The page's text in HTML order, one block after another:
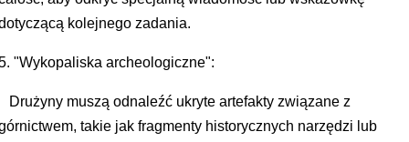
kolejnego zadania.
"Wykopaliska archeologiczne":
Drużyny muszą odnaleźć ukryte artefakty związane z
takie jak fragmenty historycznych narzędzi lub